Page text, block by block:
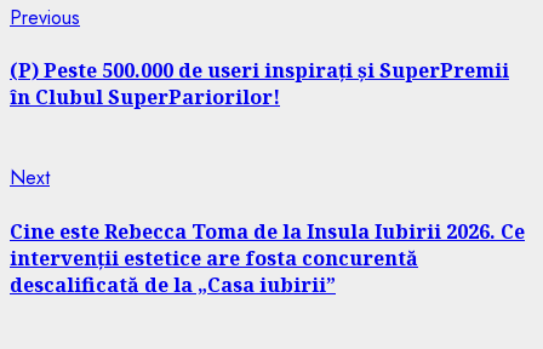
Continue
Reading
Previous
(P) Peste 500.000 de useri inspirați și SuperPremii
în Clubul SuperPariorilor!
NextNext
Cine este Rebecca Toma de la Insula Iubirii 2026. Ce
intervenții estetice are fosta concurentă
descalificată de la „Casa iubirii”